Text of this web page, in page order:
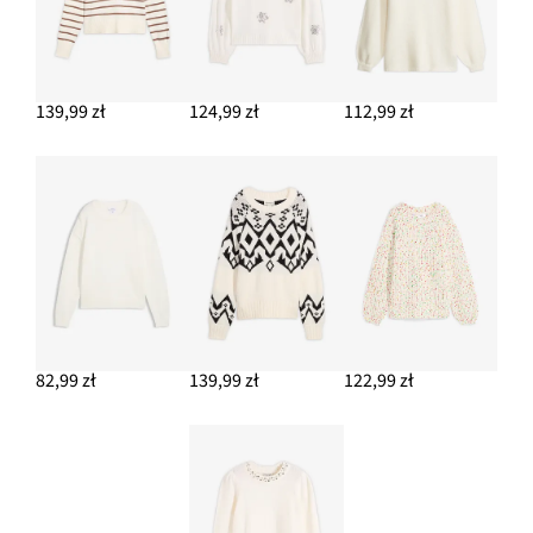
139,99 zł 124,99 zł 112,99 zł
82,99 zł 139,99 zł 122,99 zł